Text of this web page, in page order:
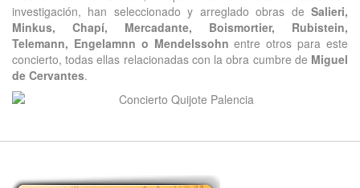
investigación, han seleccionado y arreglado obras de Salieri,
Minkus, Chapí, Mercadante, Boismortier, Rubistein,
Telemann, Engelamnn o Mendelssohn entre otros para este
concierto, todas ellas relacionadas con la obra cumbre de Miguel
de Cervantes.